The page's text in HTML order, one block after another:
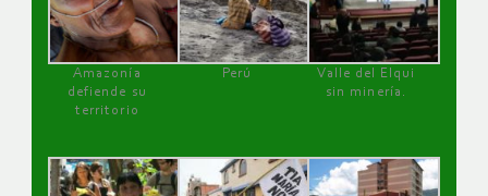
Amazonía
defiende su
territorio
Perú
Valle del Elqui
sin minería.